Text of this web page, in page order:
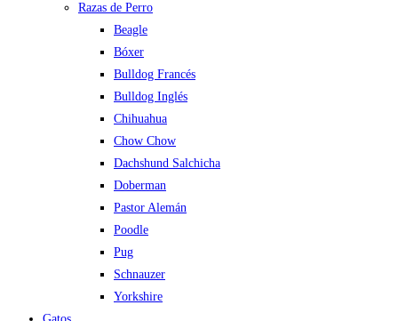
Razas de Perro
Beagle
Bóxer
Bulldog Francés
Bulldog Inglés
Chihuahua
Chow Chow
Dachshund Salchicha
Doberman
Pastor Alemán
Poodle
Pug
Schnauzer
Yorkshire